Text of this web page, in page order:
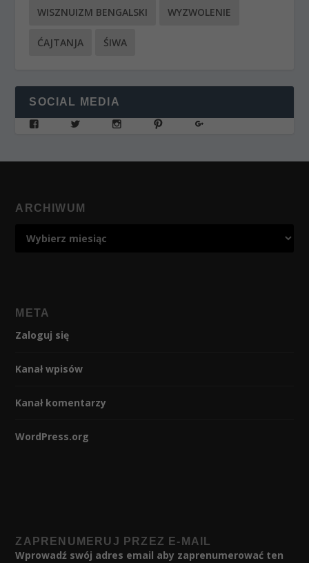
WISZNUIZM BENGALSKI WYZWOLENIE
ĆAJTANJA ŚIWA
SOCIAL MEDIA
ARCHIWUM
META
Zaloguj się
Kanał wpisów
Kanał komentarzy
WordPress.org
ZAPRENUMERUJ PRZEZ E-MAIL
Wprowadź swój adres email aby zaprenumerować ten